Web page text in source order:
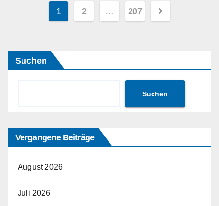
Weiterlesen
Seitennummerierung
der
1 2 … 207
Suchen
Suchen
Vergangene Beiträge
August 2026
Juli 2026